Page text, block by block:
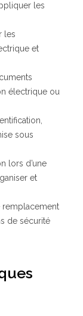
les
les
et
électrique ou
sous
lors d’une
et
de sécurité